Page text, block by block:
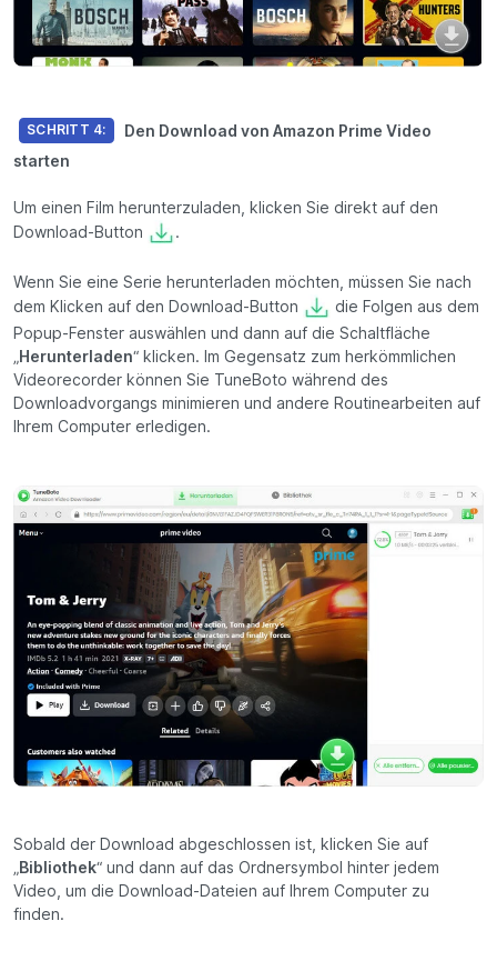
SCHRITT 4:
Den Download von Amazon Prime Video
starten
Um einen Film herunterzuladen, klicken Sie direkt auf den
Download-Button
.
Wenn Sie eine Serie herunterladen möchten, müssen Sie nach
dem Klicken auf den Download-Button
die Folgen aus dem
Popup-Fenster auswählen und dann auf die Schaltfläche
„Herunterladen“ klicken. Im Gegensatz zum herkömmlichen
Videorecorder können Sie TuneBoto während des
Downloadvorgangs minimieren und andere Routinearbeiten auf
Ihrem Computer erledigen.
Sobald der Download abgeschlossen ist, klicken Sie auf
„Bibliothek“ und dann auf das Ordnersymbol hinter jedem
Video, um die Download-Dateien auf Ihrem Computer zu
finden.